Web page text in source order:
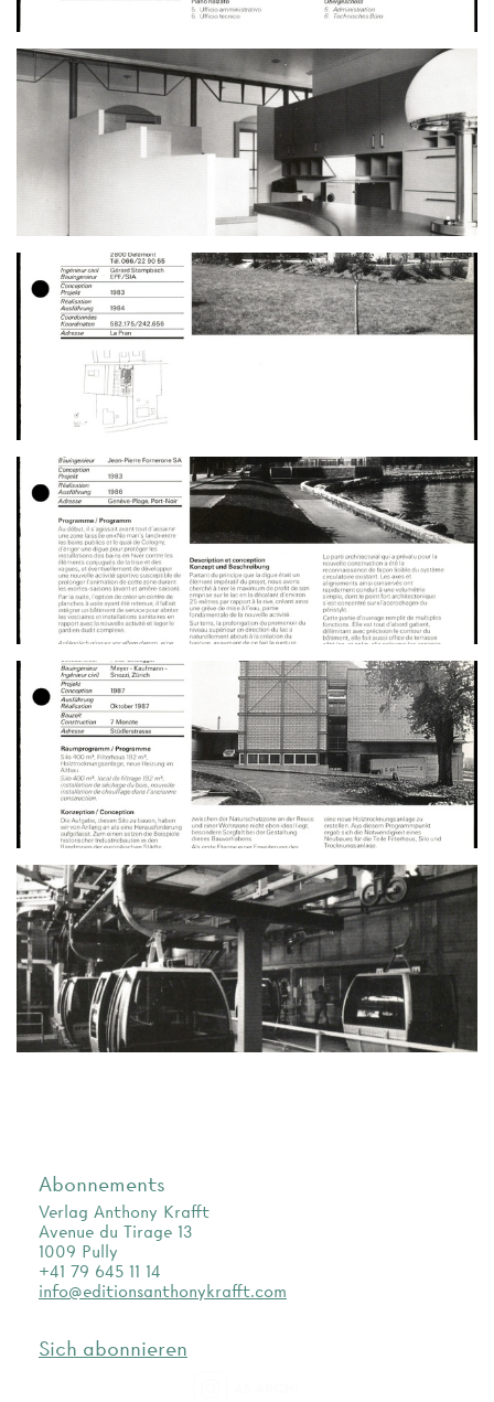
Abonnements
Verlag Anthony Krafft
Avenue du Tirage 13
1009 Pully
+41 79 645 11 14
info@editionsanthonykrafft.com
Sich abonnieren